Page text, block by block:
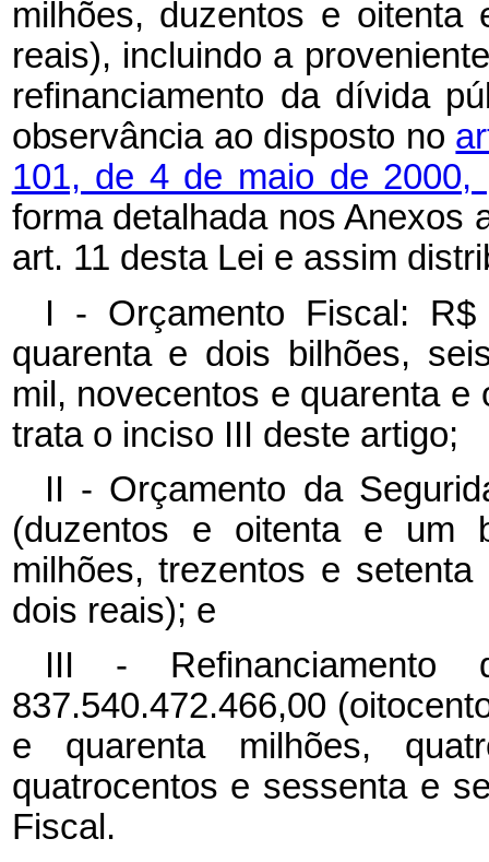
milhões, duzentos e
reais), incluindo a
refinanciamento da dívida
observância ao disposto no
101, de 4 de maio de 2000,
forma detalhada nos Anexos
art. 11 desta Lei e assim
I - Orçamento Fiscal: R$
quarenta e dois bilhões,
mil, novecentos e quarenta
trata o inciso III deste artigo;
II - Orçamento da
(duzentos e oitenta e um
milhões, trezentos e
dois reais); e
III - Refinanciamento
837.540.472.466,00
e quarenta milhões,
quatrocentos e sessenta e
Fiscal.